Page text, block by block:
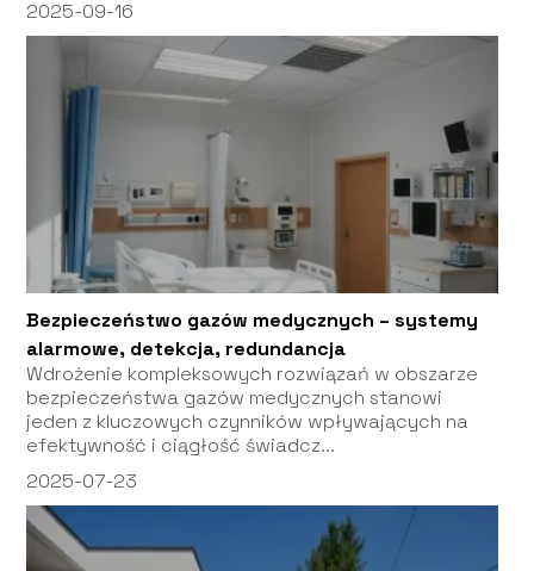
2025-09-16
Bezpieczeństwo gazów medycznych – systemy
alarmowe, detekcja, redundancja
Wdrożenie kompleksowych rozwiązań w obszarze
bezpieczeństwa gazów medycznych stanowi
jeden z kluczowych czynników wpływających na
efektywność i ciągłość świadcz...
2025-07-23